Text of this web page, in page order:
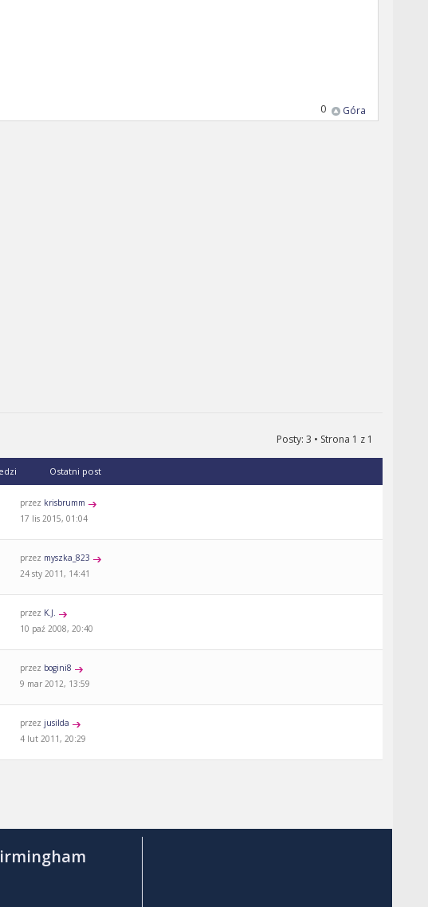
Góra
0
Posty: 3 • Strona 1 z 1
Ostatni post
przez krisbrumm
17 lis 2015, 01:04
przez myszka_823
24 sty 2011, 14:41
przez K.J.
10 paź 2008, 20:40
przez bogini8
9 mar 2012, 13:59
przez jusilda
4 lut 2011, 20:29